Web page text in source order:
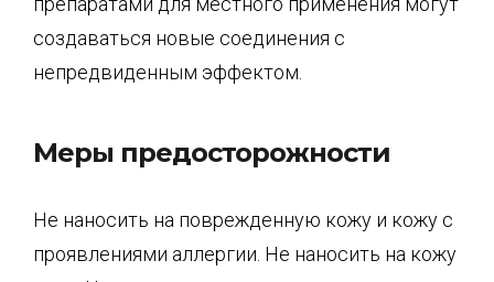
создаваться новые соединения с
непредвиденным эффектом.
Меры предосторожности
Не наносить на поврежденную кожу и кожу с
проявлениями аллергии. Не наносить на кожу